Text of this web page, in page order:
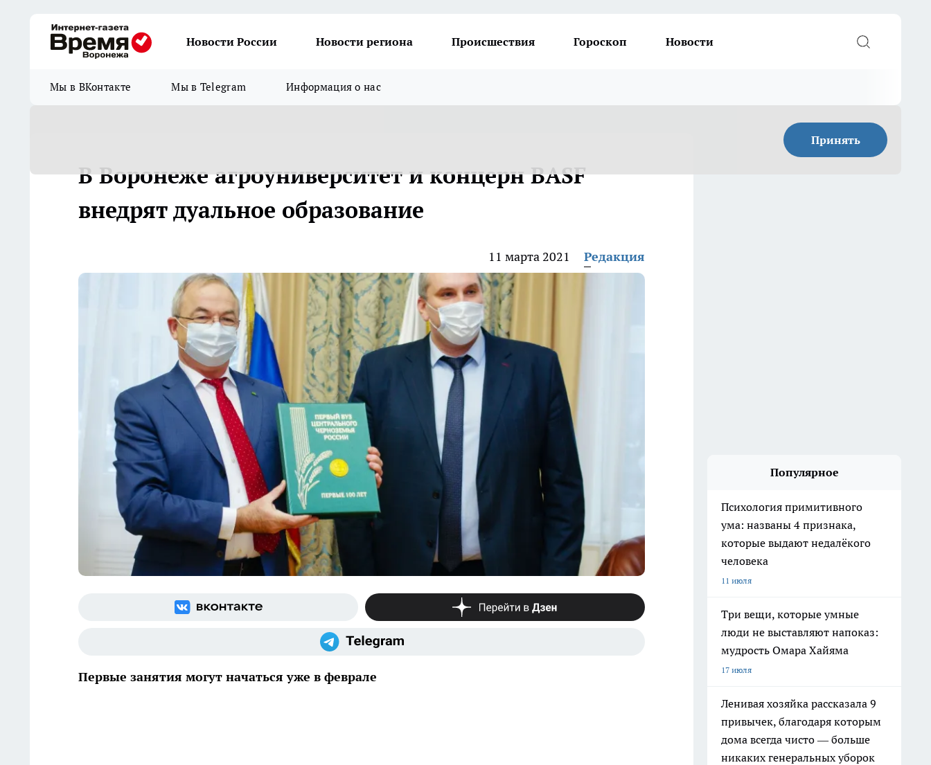
Новости России Новости региона Происшествия Гороскоп Новости
Мы в ВКонтакте Мы в Telegram Информация о нас
Принять
В Воронеже агроуниверситет и концерн BASF
внедрят дуальное образование
11 марта 2021 Редакция
Первые занятия могут начаться уже в феврале
Популярное
Психология примитивного
ума: названы 4 признака,
которые выдают недалёкого
человека
11 июля
Три вещи, которые умные
люди не выставляют напоказ:
мудрость Омара Хайяма
17 июля
Ленивая хозяйка рассказала 9
привычек, благодаря которым
дома всегда чисто — больше
никаких генеральных уборок